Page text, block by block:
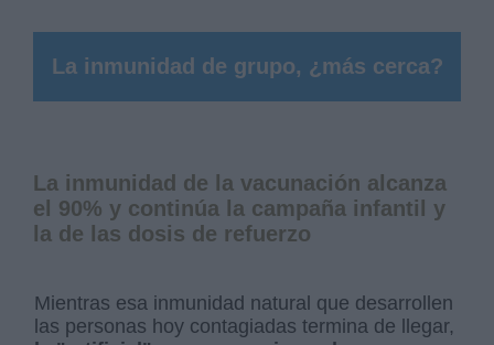
La inmunidad de grupo, ¿más cerca?
La inmunidad de la vacunación alcanza
el 90% y continúa la campaña infantil y
la de las dosis de refuerzo
Mientras esa inmunidad natural que desarrollen
las personas hoy contagiadas termina de llegar,